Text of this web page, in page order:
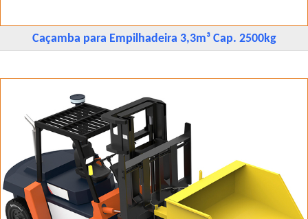
Caçamba para Empilhadeira 3,3m³ Cap. 2500kg